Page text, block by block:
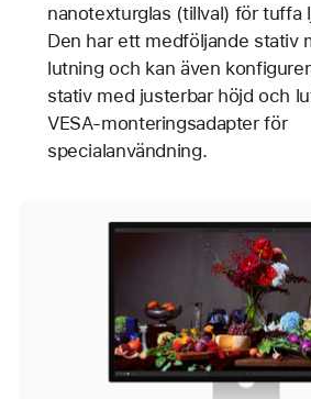
nanotexturglas (tillval) för tuffa
Den har ett medföljande stativ
lutning och kan även
stativ med justerbar höjd och
VESA-monteringsadapter för
specialanvändning.